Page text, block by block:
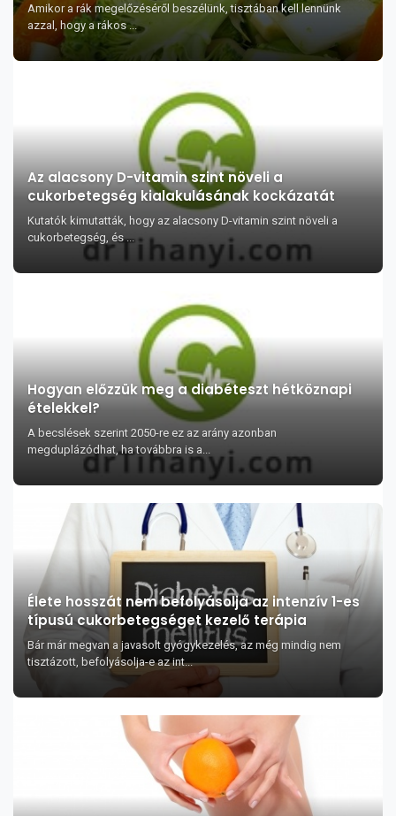
Amikor a rák megelőzéséről beszélünk, tisztában kell lennünk
azzal, hogy a rákos ...
Az alacsony D-vitamin szint növeli a
cukorbetegség kialakulásának kockázatát
Kutatók kimutatták, hogy az alacsony D-vitamin szint növeli a
cukorbetegség, és ...
Hogyan előzzük meg a diabéteszt hétköznapi
ételekkel?
A becslések szerint 2050-re ez az arány azonban
megduplázódhat, ha továbbra is a...
Élete hosszát nem befolyásolja az intenzív 1-es
típusú cukorbetegséget kezelő terápia
Bár már megvan a javasolt gyógykezelés, az még mindig nem
tisztázott, befolyásolja-e az int...